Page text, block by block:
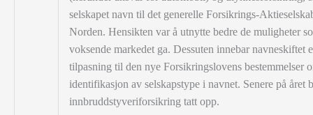
selskapet navn til det generelle Forsikrings-
Norden. Hensikten var å utnytte bedre de muligheter
voksende markedet ga. Dessuten innebar navneskiftet
tilpasning til den nye Forsikringslovens bestemmelser
identifikasjon av selskapstype i navnet. Senere på året
innbruddstyveriforsikring tatt opp.